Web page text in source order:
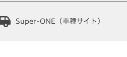
Super-ONE（車種サイト）